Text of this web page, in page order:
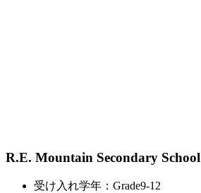
R.E. Mountain Secondary School
受け入れ学年：Grade9-12